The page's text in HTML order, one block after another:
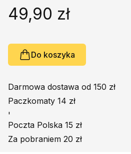
Podręczniki szkolne
Promocja
49,90 zł
Do koszyka
Darmowa dostawa od 150 zł
Paczkomaty 14 zł
'
Poczta Polska 15 zł
Za pobraniem 20 zł